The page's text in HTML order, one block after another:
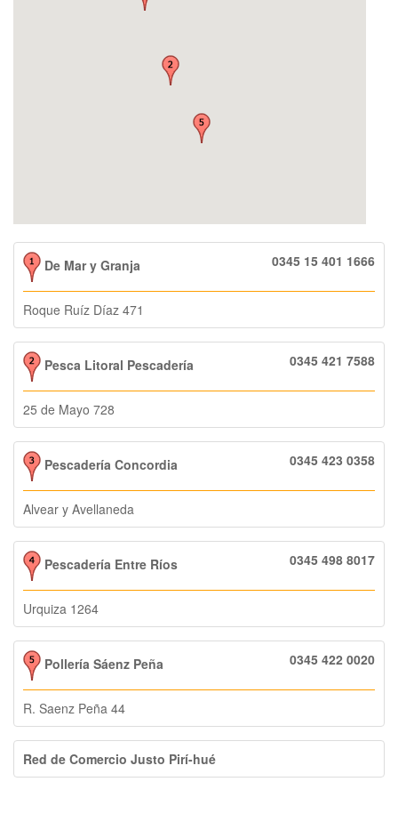
De Mar y Granja 0345 15 401 1666
Roque Ruíz Díaz 471
Pesca Litoral Pescadería 0345 421 7588
25 de Mayo 728
Pescadería Concordia 0345 423 0358
Alvear y Avellaneda
Pescadería Entre Ríos 0345 498 8017
Urquiza 1264
Pollería Sáenz Peña 0345 422 0020
R. Saenz Peña 44
Red de Comercio Justo Pirí-hué